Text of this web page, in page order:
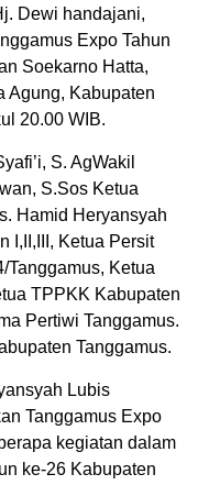
Dewi handajani,
Expo Tahun
Soekarno Hatta,
Agung, Kabupaten
20.00 WIB.
S. AgWakil
S.Sos Ketua
Hamid Heryansyah
I,II,III, Ketua Persit
Tanggamus, Ketua
TPPKK Kabupaten
Pertiwi Tanggamus.
Tanggamus.
Lubis
Tanggamus Expo
kegiatan dalam
ke-26 Kabupaten